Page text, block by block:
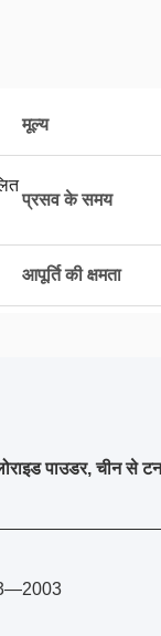
मूल्य
प्रसव के समय
आपूर्ति की क्षमता
पाउडर, चीन से